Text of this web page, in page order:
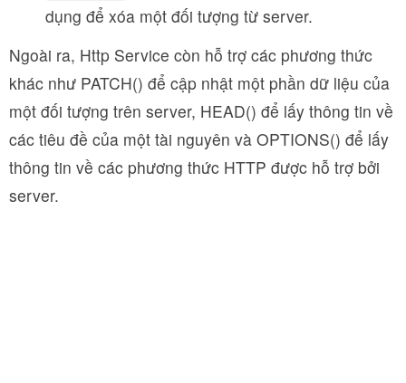
dụng để xóa một đối tượng từ server.
Ngoài ra, Http Service còn hỗ trợ các phương thức
khác như PATCH() để cập nhật một phần dữ liệu của
một đối tượng trên server, HEAD() để lấy thông tin về
các tiêu đề của một tài nguyên và OPTIONS() để lấy
thông tin về các phương thức HTTP được hỗ trợ bởi
server.